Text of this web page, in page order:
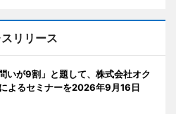
リリース
いが9割」と題して、株式会社オク
よるセミナーを2026年9月16日